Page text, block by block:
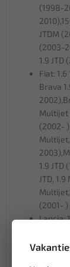
(1998-
JTDM
(2003-
1.9 JTD
Fiat:
Brava
Multijet
(2002-
Multijet,
1.9 JTD
JTD,
(2001- )
Lancia:
JTD
(1999-